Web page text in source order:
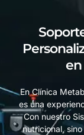
en
En Clínica
es una
Con nuestro
nutricional,